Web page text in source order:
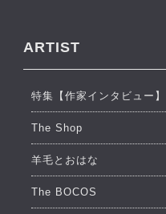
ARTIST
特集【作家インタビュー】
The Shop
羊毛とおはな
The BOCOS